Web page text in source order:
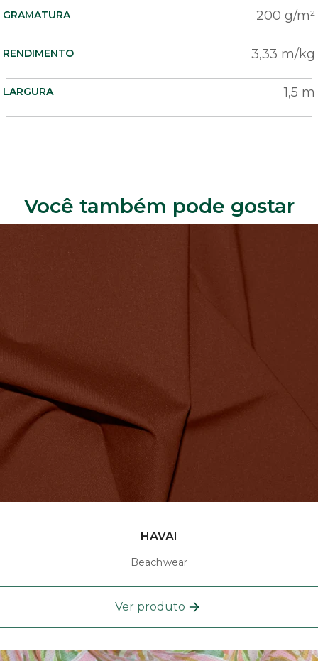
GRAMATURA 200 g/m²
RENDIMENTO 3,33 m/kg
LARGURA 1,5 m
Você também pode gostar
HAVAI
Beachwear
Ver produto